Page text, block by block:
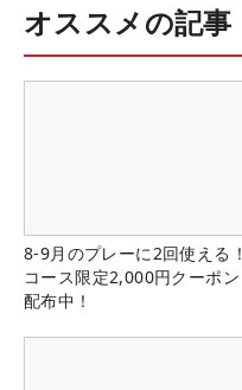
オススメの記事
8-9月のプレーに2回使える！
コース限定2,000円クーポン
配布中！